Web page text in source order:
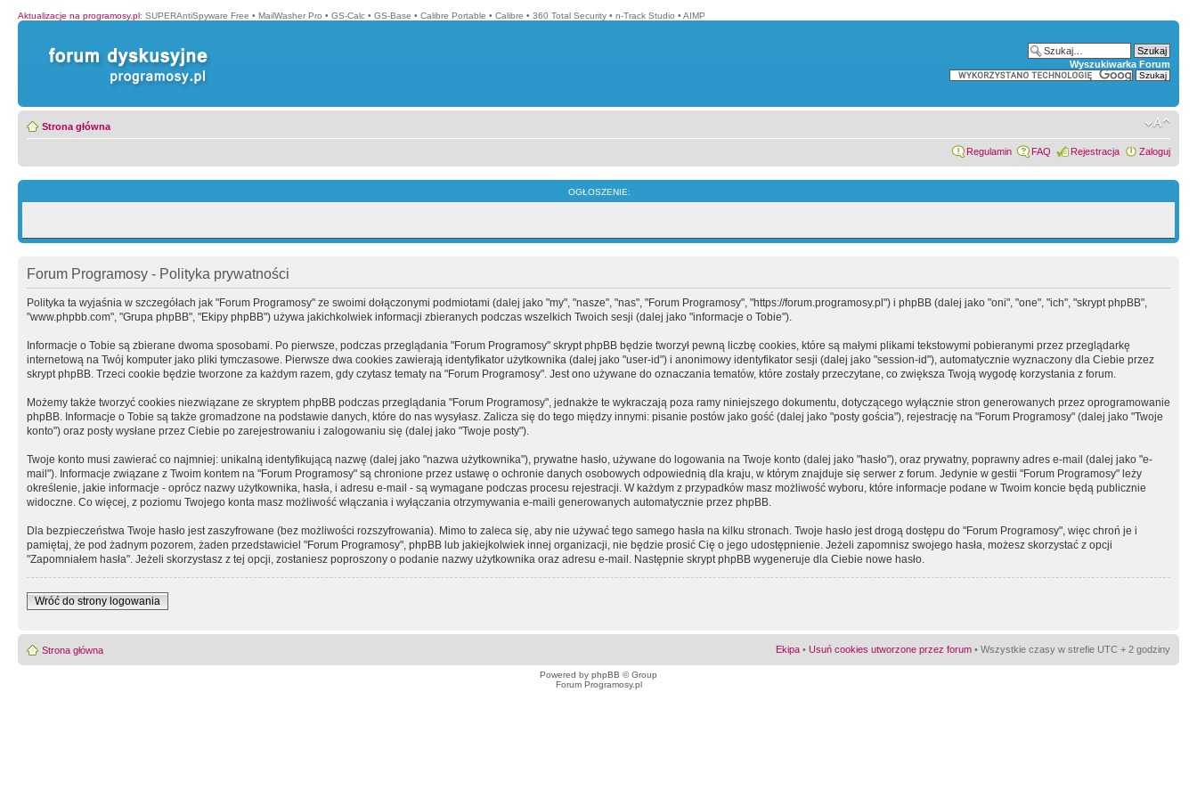
Aktualizacje na programosy.pl: SUPERAntiSpyware Free • MailWasher Pro • GS-Calc • GS-Base • Calibre Portable • Calibre • 360 Total Security • n-Track Studio • AIMP
Wyszukiwarka Forum
Strona główna
Regulamin FAQ Rejestracja Zaloguj
OGŁOSZENIE:
Forum Programosy - Polityka prywatności
Polityka ta wyjaśnia w szczegółach jak "Forum Programosy" ze swoimi dołączonymi podmiotami (dalej jako "my", "nasze", "nas", "Forum Programosy", "https://forum.programosy.pl") i phpBB (dalej jako "oni", "one", "ich", "skrypt phpBB",
"www.phpbb.com", "Grupa phpBB", "Ekipy phpBB") używa jakichkolwiek informacji zbieranych podczas wszelkich Twoich sesji (dalej jako "informacje o Tobie").
Informacje o Tobie są zbierane dwoma sposobami. Po pierwsze, podczas przeglądania "Forum Programosy" skrypt phpBB będzie tworzył pewną liczbę cookies, które są małymi plikami tekstowymi pobieranymi przez przeglądarkę
internetową na Twój komputer jako pliki tymczasowe. Pierwsze dwa cookies zawierają identyfikator użytkownika (dalej jako "user-id") i anonimowy identyfikator sesji (dalej jako "session-id"), automatycznie wyznaczony dla Ciebie przez
skrypt phpBB. Trzeci cookie będzie tworzone za każdym razem, gdy czytasz tematy na "Forum Programosy". Jest ono używane do oznaczania tematów, które zostały przeczytane, co zwiększa Twoją wygodę korzystania z forum.
Możemy także tworzyć cookies niezwiązane ze skryptem phpBB podczas przeglądania "Forum Programosy", jednakże te wykraczają poza ramy niniejszego dokumentu, dotyczącego wyłącznie stron generowanych przez oprogramowanie
phpBB. Informacje o Tobie są także gromadzone na podstawie danych, które do nas wysyłasz. Zalicza się do tego między innymi: pisanie postów jako gość (dalej jako "posty gościa"), rejestrację na "Forum Programosy" (dalej jako "Twoje
konto") oraz posty wysłane przez Ciebie po zarejestrowaniu i zalogowaniu się (dalej jako "Twoje posty").
Twoje konto musi zawierać co najmniej: unikalną identyfikującą nazwę (dalej jako "nazwa użytkownika"), prywatne hasło, używane do logowania na Twoje konto (dalej jako "hasło"), oraz prywatny, poprawny adres e-mail (dalej jako "e-
mail"). Informacje związane z Twoim kontem na "Forum Programosy" są chronione przez ustawę o ochronie danych osobowych odpowiednią dla kraju, w którym znajduje się serwer z forum. Jedynie w gestii "Forum Programosy" leży
określenie, jakie informacje - oprócz nazwy użytkownika, hasła, i adresu e-mail - są wymagane podczas procesu rejestracji. W każdym z przypadków masz możliwość wyboru, które informacje podane w Twoim koncie będą publicznie
widoczne. Co więcej, z poziomu Twojego konta masz możliwość włączania i wyłączania otrzymywania e-maili generowanych automatycznie przez phpBB.
Dla bezpieczeństwa Twoje hasło jest zaszyfrowane (bez możliwości rozszyfrowania). Mimo to zaleca się, aby nie używać tego samego hasła na kilku stronach. Twoje hasło jest drogą dostępu do "Forum Programosy", więc chroń je i
pamiętaj, że pod żadnym pozorem, żaden przedstawiciel "Forum Programosy", phpBB lub jakiejkolwiek innej organizacji, nie będzie prosić Cię o jego udostępnienie. Jeżeli zapomnisz swojego hasła, możesz skorzystać z opcji
"Zapomniałem hasła". Jeżeli skorzystasz z tej opcji, zostaniesz poproszony o podanie nazwy użytkownika oraz adresu e-mail. Następnie skrypt phpBB wygeneruje dla Ciebie nowe hasło.
Wróć do strony logowania
Strona główna Ekipa • Usuń cookies utworzone przez forum • Wszystkie czasy w strefie UTC + 2 godziny
Powered by phpBB © Group
Forum Programosy.pl